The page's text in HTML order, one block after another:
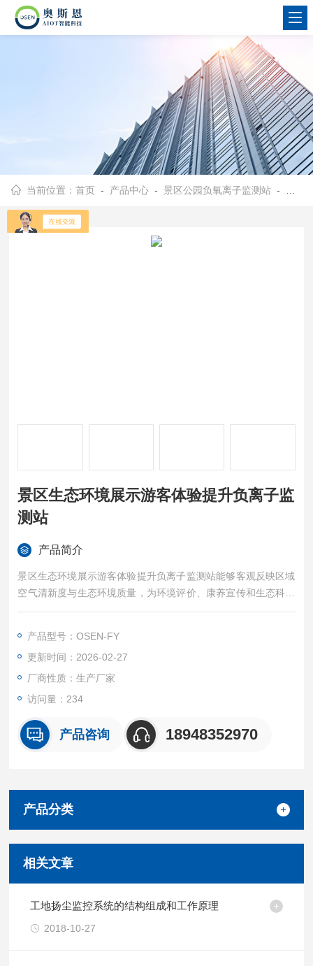
当前位置：首页 - 产品中心 -景区公园负氧离子监测站 -
景区生态环境展示游客体验提升负离子监
测站
产品简介
景区生态环境展示游客体验提升负离子监测站能够客观反映区域
空气清新度与生态环境质量，为环境评价、康养宣传和生态科普
提供精准可靠的数据支撑。
产品型号：OSEN-FY
更新时间：2026-02-27
厂商性质：生产厂家
访问量：234
产品咨询 18948352970
产品分类
相关文章
工地扬尘监控系统的结构组成和工作原理
2018-10-27